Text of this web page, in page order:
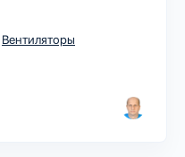
Вентиляторы